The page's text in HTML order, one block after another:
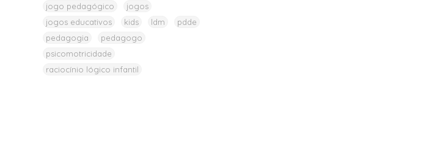
jogo pedagógico
jogos
jogos educativos
kids ldm
pdde
pedagogia
pedagogo
psicomotricidade
raciocínio lógico infantil